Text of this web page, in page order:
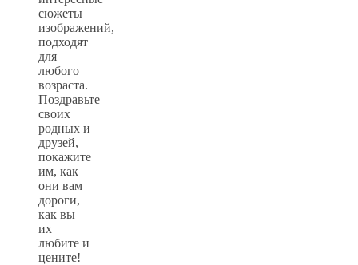
сюжеты
изображений,
подходят
для
любого
возраста.
Поздравьте
своих
родных и
друзей,
покажите
им, как
они вам
дороги,
как вы
их
любите и
цените!